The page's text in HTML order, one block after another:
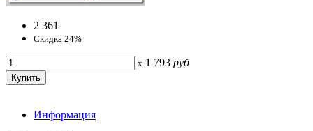
2 361
Скидка 24%
x 1 793 руб
Информация